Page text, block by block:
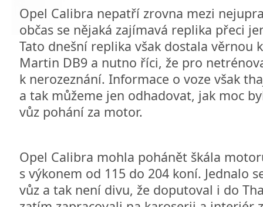
Opel Calibra nepatří zrovna mezi
občas se nějaká zajímavá replika přeci
Tato dnešní replika však dostala věrnou
Martin DB9 a nutno říci, že pro
k nerozeznání. Informace o voze však
a tak můžeme jen odhadovat, jak moc
vůz pohání za motor.
Opel Calibra mohla pohánět škála
s výkonem od 115 do 204 koní. Jednalo
vůz a tak není divu, že doputoval i do